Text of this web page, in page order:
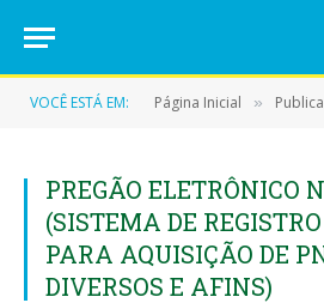
VOCÊ ESTÁ EM: Página Inicial »
PREGÃO ELETRÔNICO
(SISTEMA DE
PARA AQUISIÇÃO DE
DIVERSOS E AFINS)